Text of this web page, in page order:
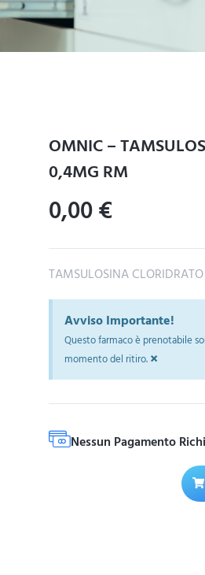
OMNIC –
0,4MG RM
0,00€
TAMSULOSINA CLORIDRATO
Avviso Importante!
Questo farmaco è prenotabile
momento del ritiro.×
Nessun Pagamento